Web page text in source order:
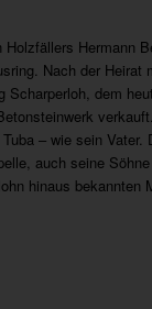
Hermann
Nach der
Scharperloh, dem
– wie sein
auch seine
hinaus bekannten